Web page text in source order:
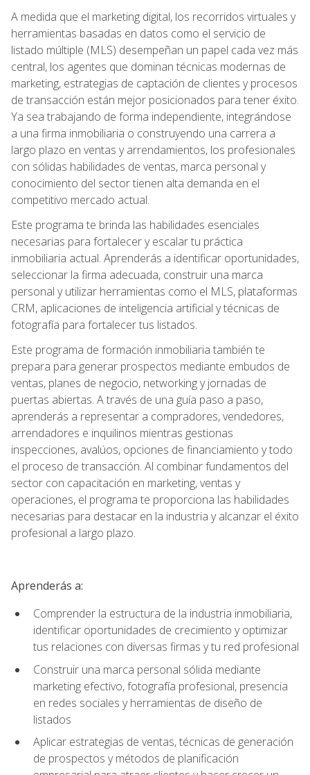
A medida que el marketing digital, los recorridos virtuales y
herramientas basadas en datos como el servicio de
listado múltiple (MLS) desempeñan un papel cada vez más
central, los agentes que dominan técnicas modernas de
marketing, estrategias de captación de clientes y procesos
de transacción están mejor posicionados para tener éxito.
Ya sea trabajando de forma independiente, integrándose
a una firma inmobiliaria o construyendo una carrera a
largo plazo en ventas y arrendamientos, los profesionales
con sólidas habilidades de ventas, marca personal y
conocimiento del sector tienen alta demanda en el
competitivo mercado actual.
Este programa te brinda las habilidades esenciales
necesarias para fortalecer y escalar tu práctica
inmobiliaria actual. Aprenderás a identificar oportunidades,
seleccionar la firma adecuada, construir una marca
personal y utilizar herramientas como el MLS, plataformas
CRM, aplicaciones de inteligencia artificial y técnicas de
fotografía para fortalecer tus listados.
Este programa de formación inmobiliaria también te
prepara para generar prospectos mediante embudos de
ventas, planes de negocio, networking y jornadas de
puertas abiertas. A través de una guía paso a paso,
aprenderás a representar a compradores, vendedores,
arrendadores e inquilinos mientras gestionas
inspecciones, avalúos, opciones de financiamiento y todo
el proceso de transacción. Al combinar fundamentos del
sector con capacitación en marketing, ventas y
operaciones, el programa te proporciona las habilidades
necesarias para destacar en la industria y alcanzar el éxito
profesional a largo plazo.
Aprenderás a:
Comprender la estructura de la industria inmobiliaria,
identificar oportunidades de crecimiento y optimizar
tus relaciones con diversas firmas y tu red profesional
Construir una marca personal sólida mediante
marketing efectivo, fotografía profesional, presencia
en redes sociales y herramientas de diseño de
listados
Aplicar estrategias de ventas, técnicas de generación
de prospectos y métodos de planificación